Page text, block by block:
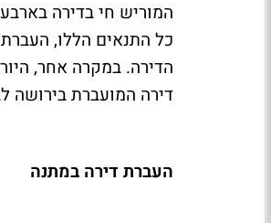
כל התנאים הללו,
הדירה. במקרה אחר,
דירה המועברת בירושה
העברת דירה במתנה